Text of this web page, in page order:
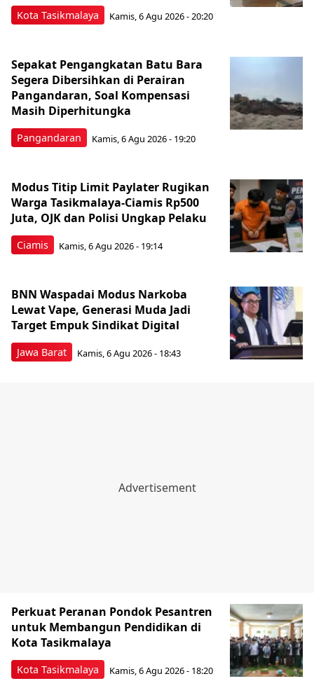
Kota Tasikmalaya Kamis, 6 Agu 2026 - 20:20
Pangandaran
Sepakat Pengangkatan Batu Bara
Segera Dibersihkan di Perairan
Pangandaran, Soal Kompensasi
Masih Diperhitungka
Kamis, 6 Agu 2026 - 19:20
Ciamis
Modus Titip Limit Paylater Rugikan
Warga Tasikmalaya-Ciamis Rp500
Juta, OJK dan Polisi Ungkap Pelaku
Kamis, 6 Agu 2026 - 19:14
Jawa Barat
BNN Waspadai Modus Narkoba
Lewat Vape, Generasi Muda Jadi
Target Empuk Sindikat Digital
Kamis, 6 Agu 2026 - 18:43
Kota Tasikmalaya
Perkuat Peranan Pondok Pesantren
untuk Membangun Pendidikan di
Kota Tasikmalaya ‎
Kamis, 6 Agu 2026 - 18:20